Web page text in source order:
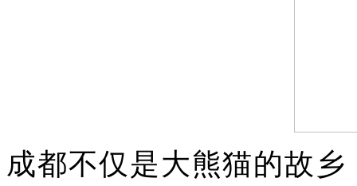
成都不仅是大熊猫的故